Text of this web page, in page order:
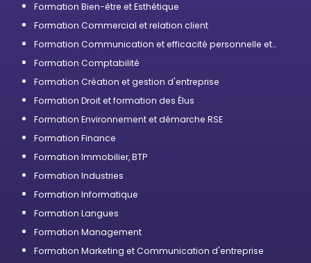
Formation Bien-être et Esthétique
Formation Commercial et relation client
Formation Communication et efficacité personnelle et
Formation Comptabilité
Formation Création et gestion d'entreprise
Formation Droit et formation des Élus
Formation Environnement et démarche RSE
Formation Finance
Formation Immobilier, BTP
Formation Industries
Formation Informatique
Formation Langues
Formation Management
Formation Marketing et Communication d'entreprise